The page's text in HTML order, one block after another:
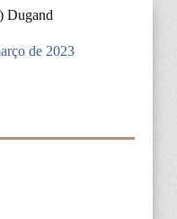
Dugand
de 2023